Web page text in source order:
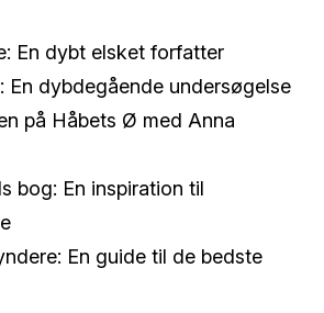
En dybt elsket forfatter
En dybdegående undersøgelse
på Håbets Ø med Anna
bog: En inspiration til
En guide til de bedste